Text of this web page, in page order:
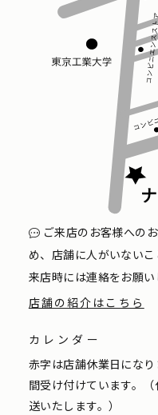
ご来店のお客様への
め、店舗に人がいない
来店時には連絡をお願い
店舗の紹介はこちら
カレンダー
赤字は店舗休業日にな
間受け付けています。
送いたします。）